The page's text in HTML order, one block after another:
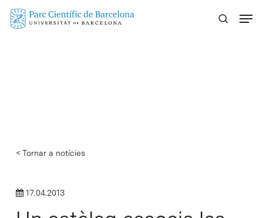
Skip
< Tornar a notícies
17.04.2013